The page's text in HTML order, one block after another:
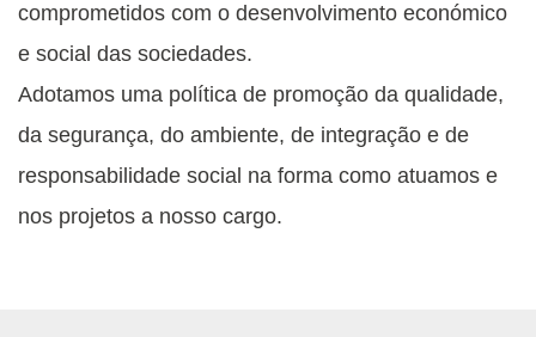
comprometidos com o desenvolvimento económico
e social das sociedades.
Adotamos uma política de promoção da qualidade,
da segurança, do ambiente, de integração e de
responsabilidade social na forma como atuamos e
nos projetos a nosso cargo.